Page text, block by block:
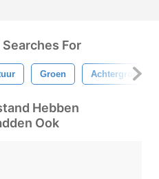
For
Groen Achtergrond
Hebben
Ook